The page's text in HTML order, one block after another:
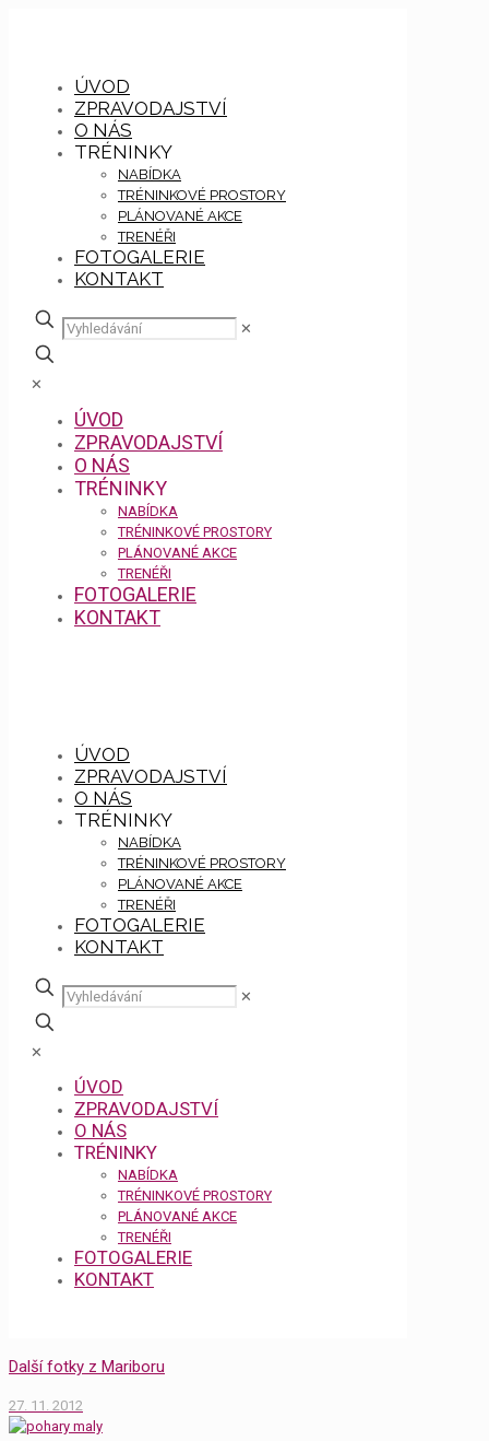
ÚVOD
ZPRAVODAJSTVÍ
O NÁS
TRÉNINKY
NABÍDKA
TRÉNINKOVÉ PROSTORY
PLÁNOVANÉ AKCE
TRENÉŘI
FOTOGALERIE
KONTAKT
✕
✕
ÚVOD
ZPRAVODAJSTVÍ
O NÁS
TRÉNINKY
NABÍDKA
TRÉNINKOVÉ PROSTORY
PLÁNOVANÉ AKCE
TRENÉŘI
FOTOGALERIE
KONTAKT
ÚVOD
ZPRAVODAJSTVÍ
O NÁS
TRÉNINKY
NABÍDKA
TRÉNINKOVÉ PROSTORY
PLÁNOVANÉ AKCE
TRENÉŘI
FOTOGALERIE
KONTAKT
✕
✕
ÚVOD
ZPRAVODAJSTVÍ
O NÁS
TRÉNINKY
NABÍDKA
TRÉNINKOVÉ PROSTORY
PLÁNOVANÉ AKCE
TRENÉŘI
FOTOGALERIE
KONTAKT
Další fotky z Mariboru
27. 11. 2012